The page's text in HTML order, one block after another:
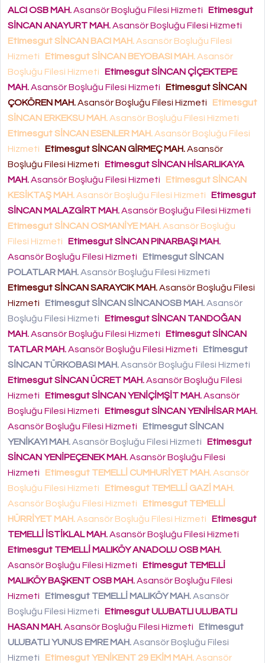
ALCI OSB MAH.Asansör Boşluğu Filesi Hizmeti
Etimesgut
SİNCAN ANAYURT MAH.Asansör Boşluğu Filesi Hizmeti
Etimesgut SİNCAN BACI MAH.Asansör Boşluğu Filesi
Hizmeti
Etimesgut SİNCAN BEYOBASI MAH.Asansör
Boşluğu Filesi Hizmeti
Etimesgut SİNCAN ÇİÇEKTEPE
MAH.Asansör Boşluğu Filesi Hizmeti
Etimesgut SİNCAN
ÇOKÖREN MAH.Asansör Boşluğu Filesi Hizmeti
Etimesgut
SİNCAN ERKEKSU MAH.Asansör Boşluğu Filesi Hizmeti
Etimesgut SİNCAN ESENLER MAH.Asansör Boşluğu Filesi
Hizmeti
Etimesgut SİNCAN GİRMEÇ MAH.Asansör
Boşluğu Filesi Hizmeti
Etimesgut SİNCAN HİSARLIKAYA
MAH.Asansör Boşluğu Filesi Hizmeti
Etimesgut SİNCAN
KESİKTAŞ MAH.Asansör Boşluğu Filesi Hizmeti
Etimesgut
SİNCAN MALAZGİRT MAH.Asansör Boşluğu Filesi Hizmeti
Etimesgut SİNCAN OSMANİYE MAH.Asansör Boşluğu
Filesi Hizmeti
Etimesgut SİNCAN PINARBAŞI MAH.
Asansör Boşluğu Filesi Hizmeti
Etimesgut SİNCAN
POLATLAR MAH.Asansör Boşluğu Filesi Hizmeti
Etimesgut SİNCAN SARAYCIK MAH.Asansör Boşluğu Filesi
Hizmeti
Etimesgut SİNCAN SİNCANOSB MAH.Asansör
Boşluğu Filesi Hizmeti
Etimesgut SİNCAN TANDOĞAN
MAH.Asansör Boşluğu Filesi Hizmeti
Etimesgut SİNCAN
TATLAR MAH.Asansör Boşluğu Filesi Hizmeti
Etimesgut
SİNCAN TÜRKOBASI MAH.Asansör Boşluğu Filesi Hizmeti
Etimesgut SİNCAN ÜCRET MAH.Asansör Boşluğu Filesi
Hizmeti
Etimesgut SİNCAN YENİÇİMŞİT MAH.Asansör
Boşluğu Filesi Hizmeti
Etimesgut SİNCAN YENİHİSAR MAH.
Asansör Boşluğu Filesi Hizmeti
Etimesgut SİNCAN
YENİKAYI MAH.Asansör Boşluğu Filesi Hizmeti
Etimesgut
SİNCAN YENİPEÇENEK MAH.Asansör Boşluğu Filesi
Hizmeti
Etimesgut TEMELLİ CUMHURİYET MAH.Asansör
Boşluğu Filesi Hizmeti
Etimesgut TEMELLİ GAZİ MAH.
Asansör Boşluğu Filesi Hizmeti
Etimesgut TEMELLİ
HÜRRİYET MAH.Asansör Boşluğu Filesi Hizmeti
Etimesgut
TEMELLİ İSTİKLAL MAH.Asansör Boşluğu Filesi Hizmeti
Etimesgut TEMELLİ MALIKÖY ANADOLU OSB MAH.
Asansör Boşluğu Filesi Hizmeti
Etimesgut TEMELLİ
MALIKÖY BAŞKENT OSB MAH.Asansör Boşluğu Filesi
Hizmeti
Etimesgut TEMELLİ MALIKÖY MAH.Asansör
Boşluğu Filesi Hizmeti
Etimesgut ULUBATLI ULUBATLI
HASAN MAH.Asansör Boşluğu Filesi Hizmeti
Etimesgut
ULUBATLI YUNUS EMRE MAH.Asansör Boşluğu Filesi
Hizmeti
Etimesgut YENİKENT 29 EKİM MAH.Asansör